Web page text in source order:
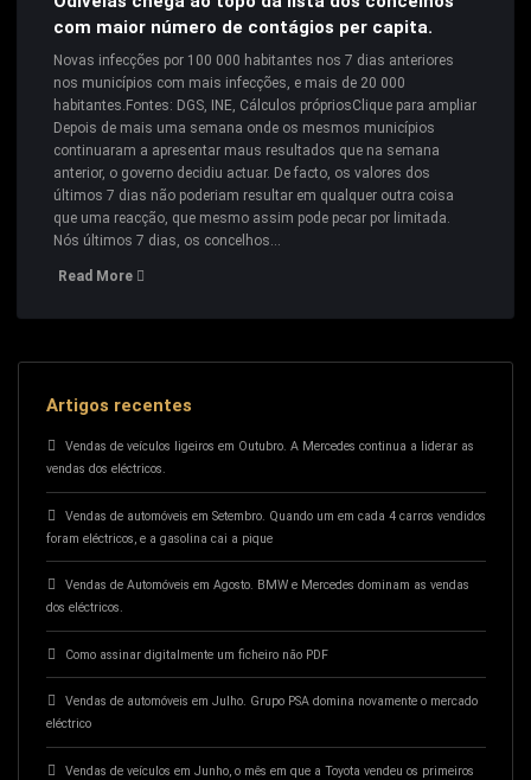
com maior número de contágios per capita.
Novas infecções por 100 000 habitantes nos 7 dias anteriores
nos municípios com mais infecções, e mais de 20 000
habitantes.Fontes: DGS, INE, Cálculos própriosClique para ampliar
Depois de mais uma semana onde os mesmos municípios
continuaram a apresentar maus resultados que na semana
anterior, o governo decidiu actuar. De facto, os valores dos
últimos 7 dias não poderiam resultar em qualquer outra coisa
que uma reacção, que mesmo assim pode pecar por limitada.
Nós últimos 7 dias, os concelhos…
Read More
Artigos recentes
Vendas de veículos ligeiros em Outubro. A Mercedes continua a liderar as
vendas dos eléctricos.
Vendas de automóveis em Setembro. Quando um em cada 4 carros vendidos
foram eléctricos, e a gasolina cai a pique
Vendas de Automóveis em Agosto. BMW e Mercedes dominam as vendas
dos eléctricos.
Como assinar digitalmente um ficheiro não PDF
Vendas de automóveis em Julho. Grupo PSA domina novamente o mercado
eléctrico
Vendas de veículos em Junho, o mês em que a Toyota vendeu os primeiros